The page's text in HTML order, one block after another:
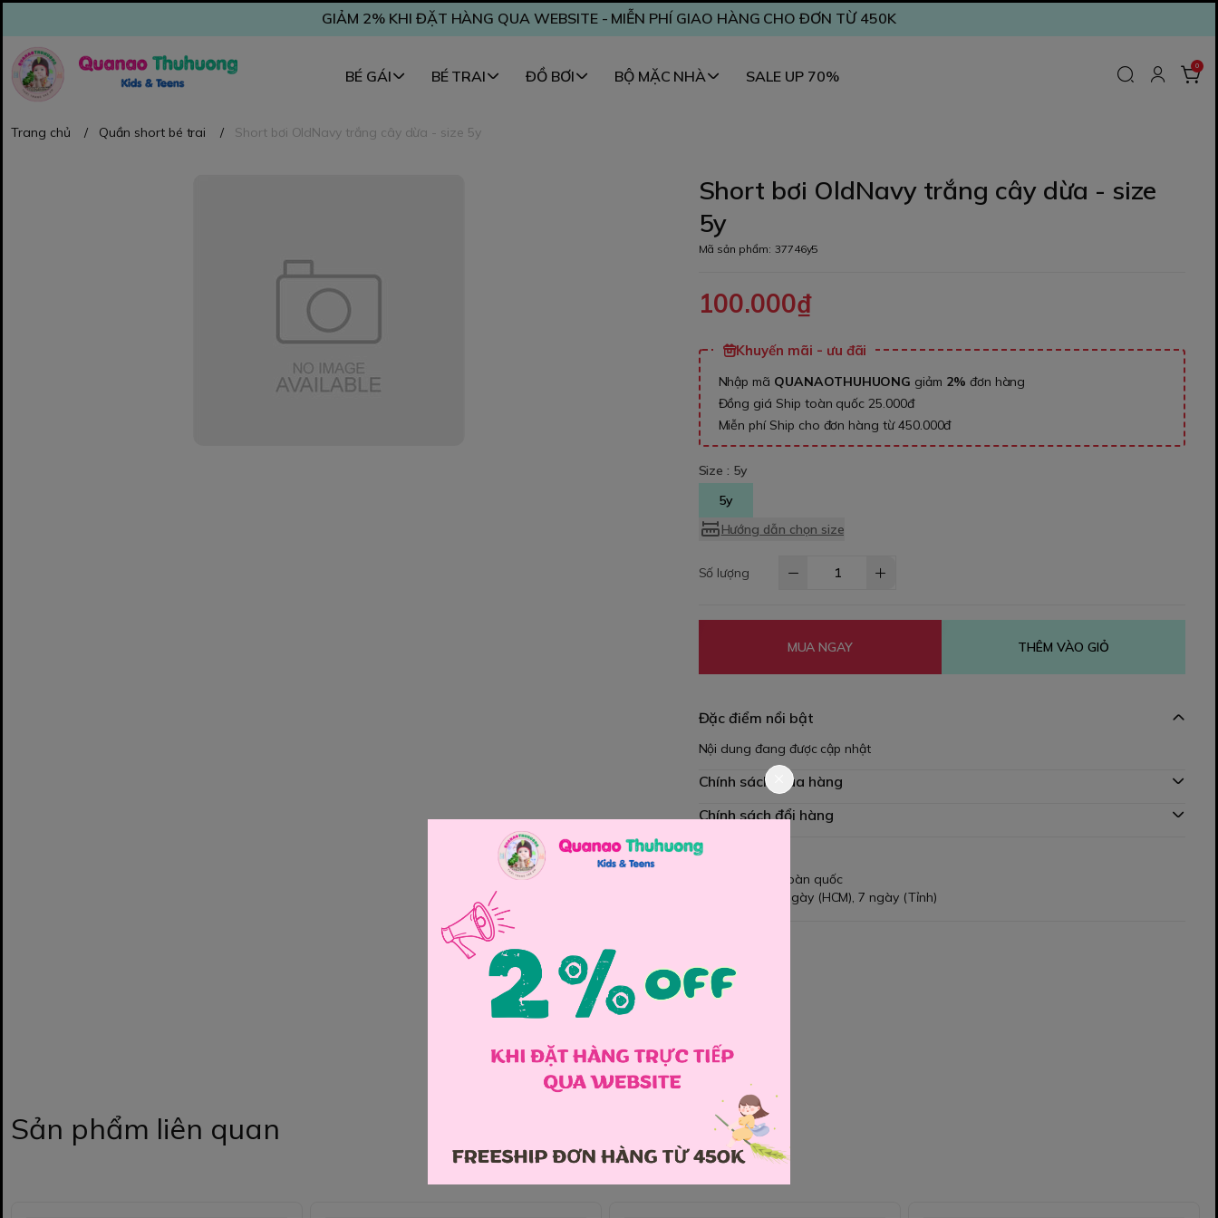
GIẢM 2% KHI ĐẶT HÀNG QUA WEBSITE - MIỄN PHÍ GIAO HÀNG CHO ĐƠN TỪ 450K
BÉ GÁI BÉ TRAI ĐỒ BƠI BỘ MẶC NHÀ SALE UP 70%
0
Trang chủ / Quần short bé trai / Short bơi OldNavy trắng cây dừa - size 5y
Short bơi OldNavy trắng cây dừa - size
5y
Mã sản phẩm: 37746y5
100.000₫
Khuyến mãi - ưu đãi
Nhập mã QUANAOTHUHUONG giảm 2% đơn hàng
Đồng giá Ship toàn quốc 25.000đ
Miễn phí Ship cho đơn hàng từ 450.000đ
Size : 5y
5y
Hướng dẫn chọn size
Số lượng
MUA NGAY THÊM VÀO GIỎ
Đặc điểm nổi bật
Nội dung đang được cập nhật
Chính sách mua hàng
Chính sách đổi hàng
Giao hàng toàn quốc
Đổi hàng 3 ngày (HCM), 7 ngày (Tỉnh)
Sản phẩm liên quan